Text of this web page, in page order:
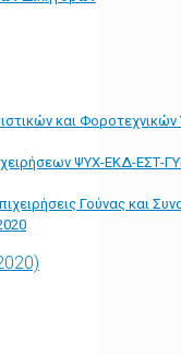
και
ΨΥΧ-ΕΚΔ-ΕΣΤ-
Γούνας και